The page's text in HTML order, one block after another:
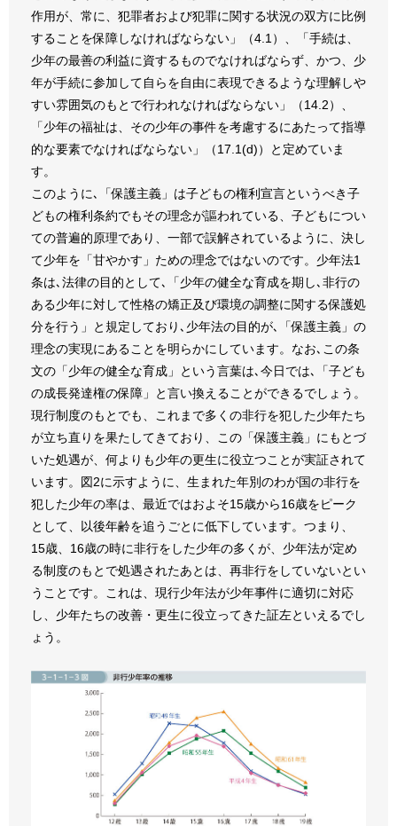
作用が、常に、犯罪者および犯罪に関する状況の双方に比例
することを保障しなければならない」（4.1）、「手続は、
少年の最善の利益に資するものでなければならず、かつ、少
年が手続に参加して自らを自由に表現できるような理解しや
すい雰囲気のもとで行われなければならない」（14.2）、
「少年の福祉は、その少年の事件を考慮するにあたって指導
的な要素でなければならない」（17.1(d)）と定めていま
す。
このように､「保護主義」は子どもの権利宣言というべき子
どもの権利条約でもその理念が謳われている、子どもについ
ての普遍的原理であり、一部で誤解されているように、決し
て少年を「甘やかす」ための理念ではないのです。少年法1
条は､法律の目的として､「少年の健全な育成を期し､非行の
ある少年に対して性格の矯正及び環境の調整に関する保護処
分を行う」と規定しており､少年法の目的が､「保護主義」の
理念の実現にあることを明らかにしています。なお､この条
文の「少年の健全な育成」という言葉は､今日では､「子ども
の成長発達権の保障」と言い換えることができるでしょう。
現行制度のもとでも、これまで多くの非行を犯した少年たち
が立ち直りを果たしてきており、この「保護主義」にもとづ
いた処遇が、何よりも少年の更生に役立つことが実証されて
います。図2に示すように、生まれた年別のわが国の非行を
犯した少年の率は、最近ではおよそ15歳から16歳をピーク
として、以後年齢を追うごとに低下しています。つまり、
15歳、16歳の時に非行をした少年の多くが、少年法が定め
る制度のもとで処遇されたあとは、再非行をしていないとい
うことです。これは、現行少年法が少年事件に適切に対応
し、少年たちの改善・更生に役立ってきた証左といえるでし
ょう。